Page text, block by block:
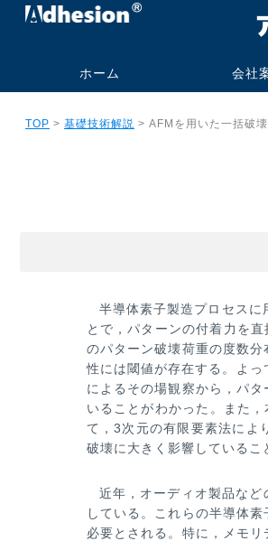
ホーム 会社
TOP > 基礎技術解説 > AFMを用いた一括破
半導体素子製造プロセス
とで，パターンの付着力を
のパターン破壊荷重の度数分
性には閾値が存在する。よ
によるその場観察から，パ
いることがわかった。また
て，3次元の有限要素法によ
破壊に大きく影響しているこ
近年，オーディオ製品な
している。これらの半導体
必要とされる。特に，メ モリ